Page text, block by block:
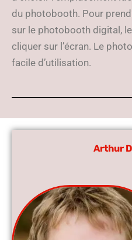
du photobooth. Pour
sur le photobooth digital,
cliquer sur l’écran. Le
facile d’utilisation.
Arthur